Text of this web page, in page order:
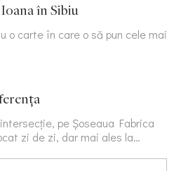
în Sibiu
o carte în care o să pun cele mai
pe Șoseaua Fabrica
zi de zi, dar mai ales la…